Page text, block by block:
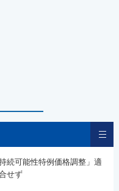
続可能性特例価格調整」適
せず